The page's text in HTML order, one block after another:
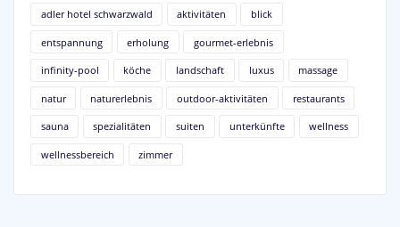
adler hotel schwarzwald aktivitäten blick
entspannung erholung gourmet-erlebnis
infinity-pool köche landschaft luxus massage
natur naturerlebnis outdoor-aktivitäten restaurants
sauna spezialitäten suiten unterkünfte wellness
wellnessbereich zimmer